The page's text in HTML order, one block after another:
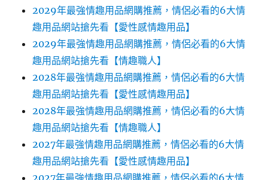
2029年最強情趣用品網購推薦，情侶必看的6大情
趣用品網站搶先看【愛性感情趣用品】
2029年最強情趣用品網購推薦，情侶必看的6大情
趣用品網站搶先看【情趣職人】
2028年最強情趣用品網購推薦，情侶必看的6大情
趣用品網站搶先看【愛性感情趣用品】
2028年最強情趣用品網購推薦，情侶必看的6大情
趣用品網站搶先看【情趣職人】
2027年最強情趣用品網購推薦，情侶必看的6大情
趣用品網站搶先看【愛性感情趣用品】
2027年最強情趣用品網購推薦，情侶必看的6大情